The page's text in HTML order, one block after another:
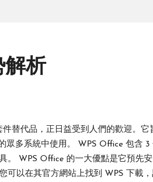
解析
替代品，正日益受到人們的歡迎。它
多系統中使用。 WPS Office 包含
。 WPS Office 的一大優點是它預先
以在其官方網站上找到 WPS 下載